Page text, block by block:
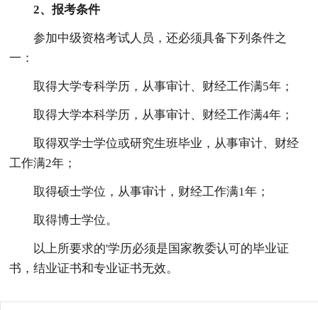
2、报考条件
参加中级资格考试人员，还必须具备下列条件之
一：
取得大学专科学历，从事审计、财经工作满5年；
取得大学本科学历，从事审计、财经工作满4年；
取得双学士学位或研究生班毕业，从事审计、财经
工作满2年；
取得硕士学位，从事审计，财经工作满1年；
取得博士学位。
以上所要求的'学历必须是国家教委认可的毕业证
书，结业证书和专业证书无效。